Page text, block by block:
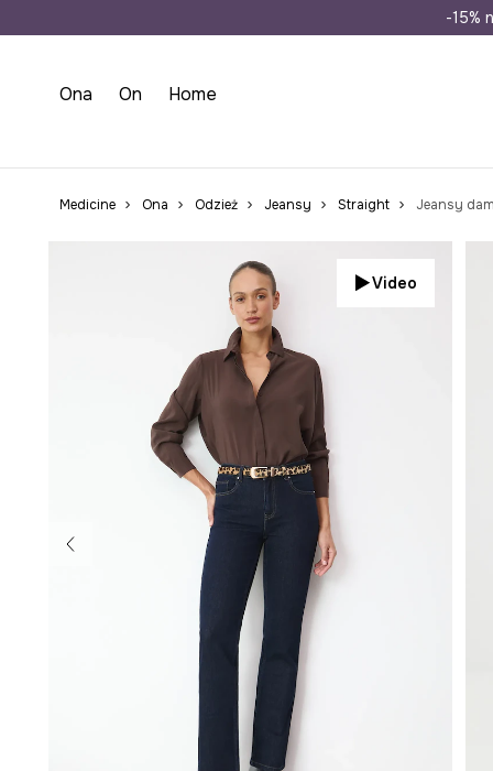
Wysyłka
-15%
Ona On Home
Medicine Ona Odzież Jeansy Straight Jeansy
Video